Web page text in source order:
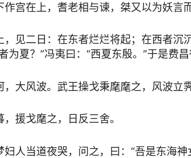
宫在上，耆老相与谏，桀又以为妖言
，见二日：在东者烂烂将起；在西者沉
为夏？”冯夷曰：“西夏东殷。”于是费昌
大风波。武王操戈秉麾麾之，风波立霁
援戈麾之，日反三舍。
妇人当道夜哭，问之，曰：“吾是东海